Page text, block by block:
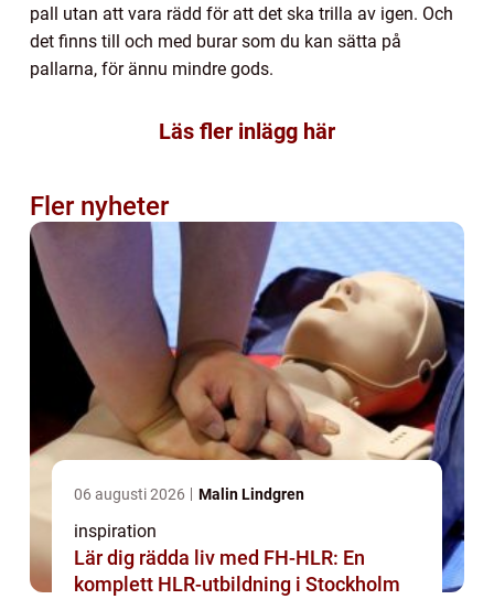
pall utan att vara rädd för att det ska trilla av igen. Och
det finns till och med burar som du kan sätta på
pallarna, för ännu mindre gods.
Läs fler inlägg här
Fler nyheter
06 augusti 2026 Malin Lindgren
inspiration
Lär dig rädda liv med FH-HLR: En
komplett HLR-utbildning i Stockholm